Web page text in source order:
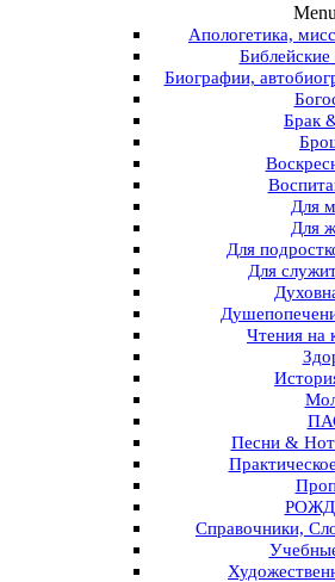
Menu
Апологетика,
Биографии,
Брак
Для
Для
Для
Для
Чтения на
Песни &
Справочники,